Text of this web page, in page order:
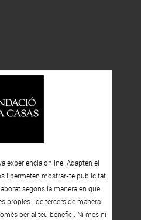
experiència online. Adapten el
i permeten mostrar-te publicitat
segons la manera en què
pròpies i de tercers de manera
per al teu benefici. Ni més ni